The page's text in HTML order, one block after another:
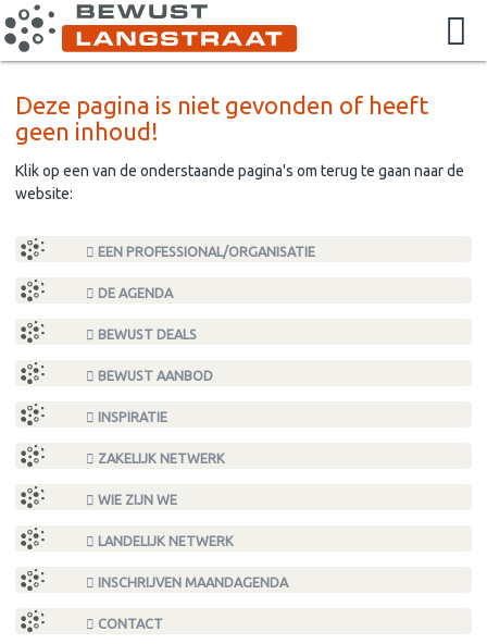
Deze pagina is niet gevonden of heeft
geen inhoud!
Klik op een van de onderstaande pagina's om terug te gaan naar de
website:
EEN PROFESSIONAL/ORGANISATIE
DE AGENDA
BEWUST DEALS
BEWUST AANBOD
INSPIRATIE
ZAKELIJK NETWERK
WIE ZIJN WE
LANDELIJK NETWERK
INSCHRIJVEN MAANDAGENDA
CONTACT